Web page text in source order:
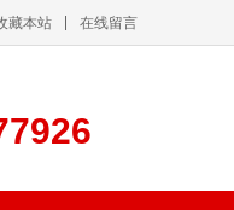
藏本站 在线留言